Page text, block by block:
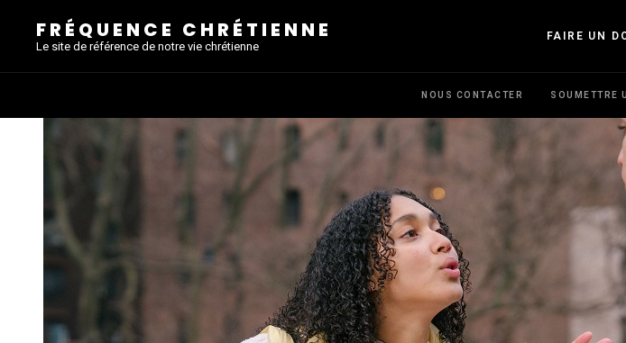
FRÉQUENCE CHRÉTIENNE
Le site de référence de notre vie chrétienne
FAIRE UN
NOUS CONTACTER SOUMETTRE